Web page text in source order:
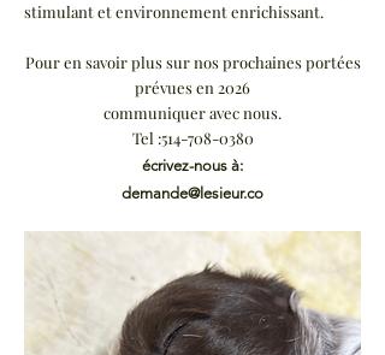
stimulant et environnement enrichissant.
Pour en savoir plus sur nos prochaines portées
prévues en 2026
communiquer avec nous.
Tel :514-708-0380
écrivez-nous à:
demande@lesieur.co